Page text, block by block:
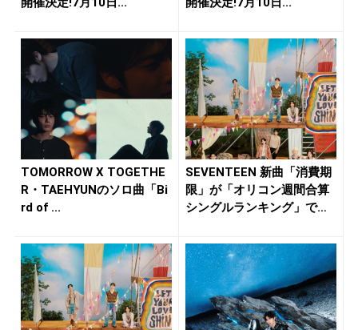
TOMORROW X TOGETHE
R・TAEHYUNのソロ曲「Bi
rd of ...
SEVENTEEN 新曲「消費期
限」が「オリコン週間合算
シングルランキング」で